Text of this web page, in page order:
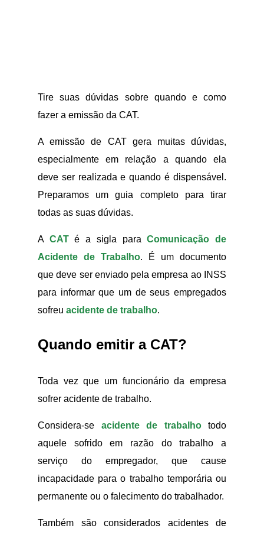
Tire suas dúvidas sobre quando e como
fazer a emissão da CAT.
A emissão de CAT gera muitas dúvidas,
especialmente em relação a quando ela
deve ser realizada e quando é dispensável.
Preparamos um guia completo para tirar
todas as suas dúvidas.
A CATé a sigla paraComunicação de
Acidente de Trabalho. É um documento
que deve ser enviado pela empresa ao INSS
para informar que um de seus empregados
sofreu acidente de trabalho.
Quando emitir a CAT?
Toda vez que um funcionário da empresa
sofrer acidente de trabalho.
Considera-se acidente de trabalhotodo
aquele sofrido em razão do trabalho a
serviço do empregador, que cause
incapacidade para o trabalho temporária ou
permanente ou o falecimento do trabalhador.
Também são considerados acidentes de